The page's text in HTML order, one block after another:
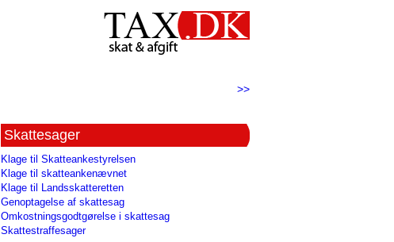
>>
Skattesager
Klage til Skatteankestyrelsen
Klage til skatteankenævnet
Klage til Landsskatteretten
Genoptagelse af skattesag
Omkostningsgodtgørelse i skattesag
Skattestraffesager